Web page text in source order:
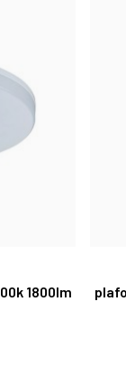
1800lm